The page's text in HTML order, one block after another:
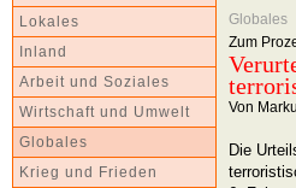
Lokales
Inland
Arbeit und Soziales
Wirtschaft und Umwelt
Globales
Krieg und Frieden
Globales
Zum
Von
Die